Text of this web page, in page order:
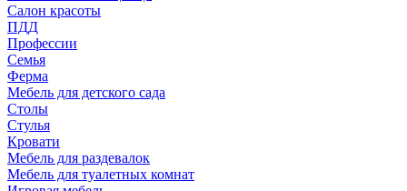
Салон красоты
ПДД
Профессии
Семья
Ферма
Мебель для детского сада
Столы
Cтулья
Кровати
Мебель для раздевалок
Мебель для туалетных комнат